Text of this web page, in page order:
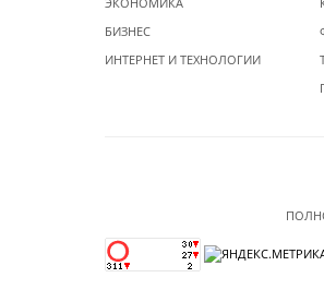
БИЗНЕС
ИНТЕРНЕТ И ТЕХНОЛОГИИ